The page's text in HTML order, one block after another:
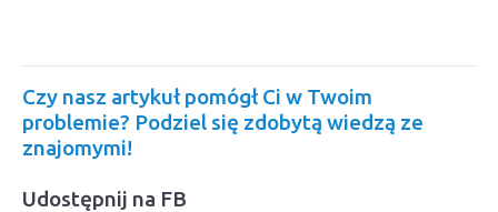
Czy nasz artykuł pomógł Ci w Twoim
problemie? Podziel się zdobytą wiedzą ze
znajomymi!
Udostępnij na FB